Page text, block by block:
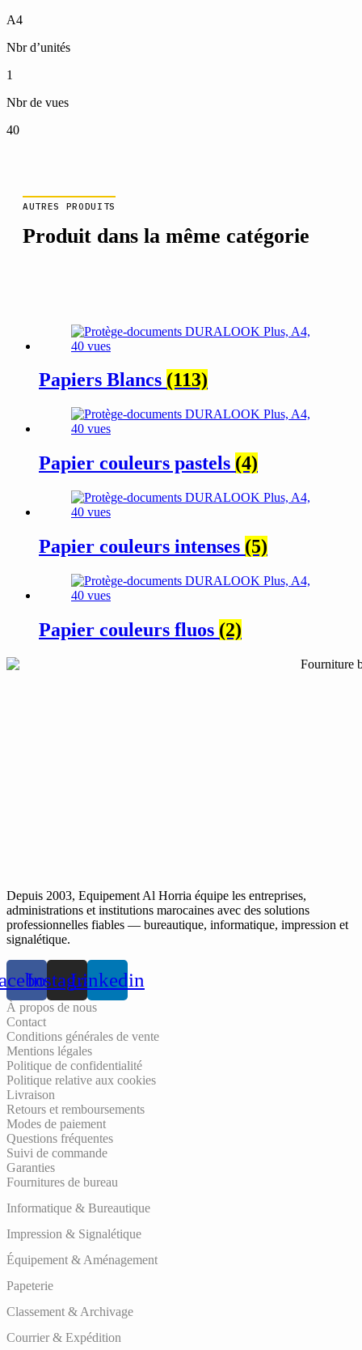
A4
Nbr d’unités
1
Nbr de vues
40
AUTRES PRODUITS
Produit dans la même catégorie
Papiers Blancs (113)
Papier couleurs pastels (4)
Papier couleurs intenses (5)
Papier couleurs fluos (2)
Depuis 2003, Equipement Al Horria équipe les entreprises,
administrations et institutions marocaines avec des solutions
professionnelles fiables — bureautique, informatique, impression et
signalétique.
InstagramLinkedin
À propos de nous
Contact
Conditions générales de vente
Mentions légales
Politique de confidentialité
Politique relative aux cookies
Livraison
Retours et remboursements
Modes de paiement
Questions fréquentes
Suivi de commande
Garanties
Fournitures de bureau
Informatique & Bureautique
Impression & Signalétique
Équipement & Aménagement
Papeterie
Classement & Archivage
Courrier & Expédition